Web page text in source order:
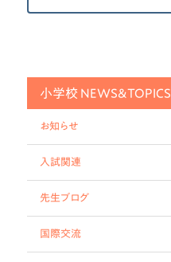
小学校 NEWS&TOPICS
お知らせ
入試関連
先生ブログ
国際交流